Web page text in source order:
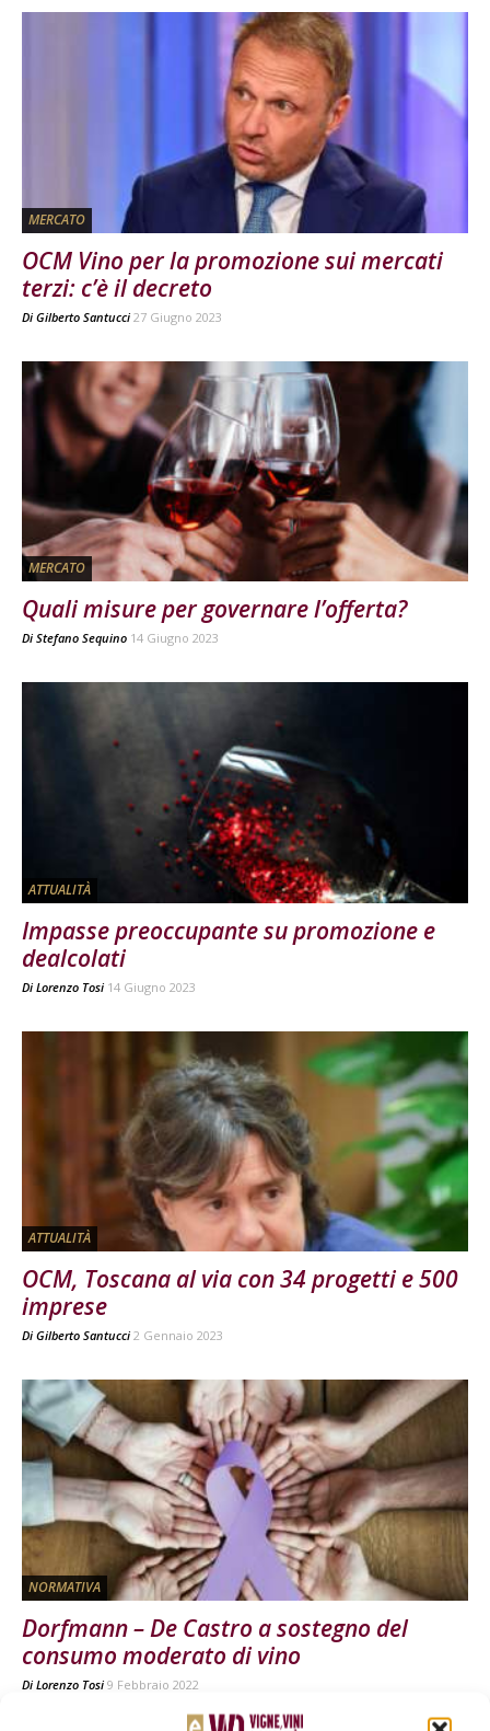
MERCATO
OCM Vino per la promozione sui mercati
terzi: c’è il decreto
Di Gilberto Santucci 27 Giugno 2023
MERCATO
Quali misure per governare l’offerta?
Di Stefano Sequino 14 Giugno 2023
ATTUALITÀ
Impasse preoccupante su promozione e
dealcolati
Di Lorenzo Tosi 14 Giugno 2023
ATTUALITÀ
OCM, Toscana al via con 34 progetti e 500
imprese
Di Gilberto Santucci 2 Gennaio 2023
NORMATIVA
Dorfmann – De Castro a sostegno del
consumo moderato di vino
Di Lorenzo Tosi 9 Febbraio 2022